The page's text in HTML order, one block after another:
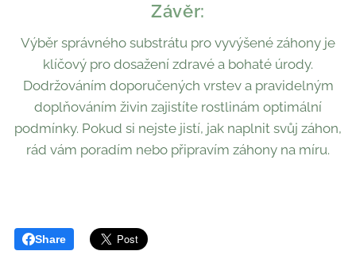
Závěr:
Výběr správného substrátu pro vyvýšené záhony je
klíčový pro dosažení zdravé a bohaté úrody.
Dodržováním doporučených vrstev a pravidelným
doplňováním živin zajistíte rostlinám optimální
podmínky. Pokud si nejste jistí, jak naplnit svůj záhon,
rád vám poradím nebo připravím záhony na míru.
Share